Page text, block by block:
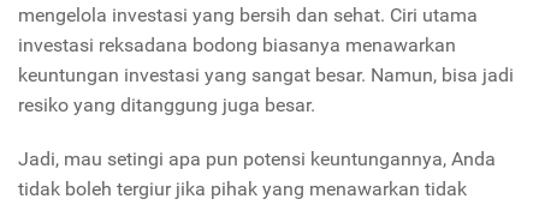
mengelola investasi yang bersih dan sehat. Ciri utama
investasi reksadana bodong biasanya menawarkan
keuntungan investasi yang sangat besar. Namun, bisa jadi
resiko yang ditanggung juga besar.
Jadi, mau setingi apa pun potensi keuntungannya, Anda
tidak boleh tergiur jika pihak yang menawarkan tidak